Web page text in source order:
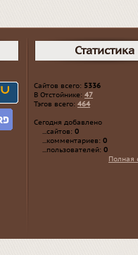
Статистика
Сайтов всего: 5336
В Отстойнике: 47
Тэгов всего: 464
Сегодня добавлено
...сайтов: 0
...комментариев: 0
...пользователей: 0
Полная